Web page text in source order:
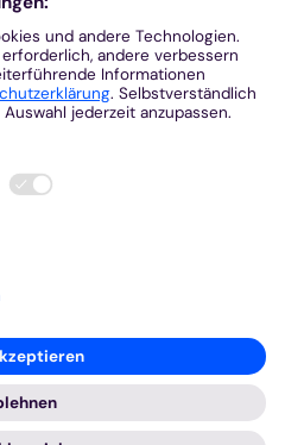
Webseiten-Erlebnis bieten.
für das Funktionieren unserer
Zustimmung verwenden wir
die zur Anzeige
Youtube, Audios über
...) oder zu anonymen
Sie können selbst
Ihrer Einstellungen womöglich
Möglichkeit zum Widerruf Ihrer